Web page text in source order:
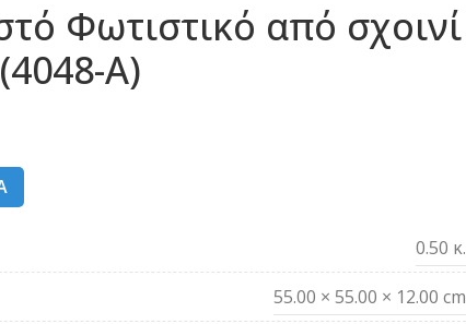
Φωτιστικό από σχοινί
A)
0.50 κ.
55.00 × 55.00 × 12.00 cm